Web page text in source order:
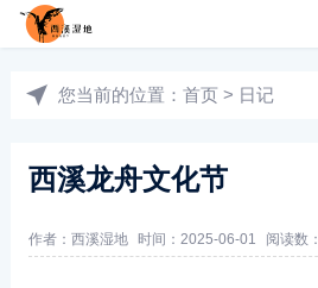
您当前的位置： 首页 > 日记
西溪龙舟文化节
作者： 西溪湿地 时间：2025-06-01 阅读数：